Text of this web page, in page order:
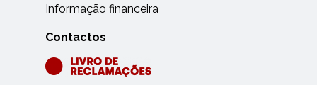
Informação financeira
Contactos